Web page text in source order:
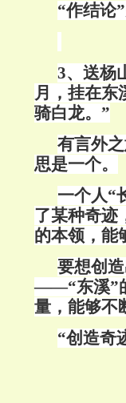
“作结论
3、送杨
月，挂在东
骑白龙。”
有言外
思是一个。
一个人“
了某种奇迹
的本领，能
要想创
——“东溪”
量，能够不
“创造奇